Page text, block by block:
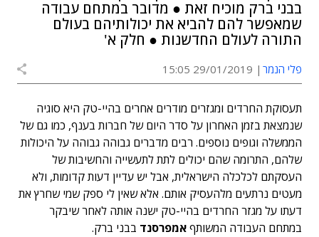
בבני ברק מוכיח זאת ● מדובר במתחם עבודה
שמאפשר להם להביא את יכולותיהם בעולם
התורה לעולם החדשנות ● חלק א'
פלי הנמר 29/01/2019 15:05
תעסוקת החרדים ומגזרים מודרים אחרים בהיי-טק היא סוגיה
שנמצאת בזמן האחרון על סדר היום של חברות בענף, כמו גם של
הממשלה וגופים נוספים. רבים מדברים גבוהה גבוהה על היכולות
שלהם, התרומה שהם יכולים לתת לתעשייה והחשיבות של
העסקתם לכלכלה הישראלית, אבל יש עדיין דעות קדומות, ולא
מעטים נרתעים מלהעסיק אותם. אלא שאין לי ספק שמי שחרץ את
דעתו על מגזר החרדים בהיי-טק ישנה אותה לאחר שיבקר
במתחם העבודה המשותףאמפרסנד בבני ברק.